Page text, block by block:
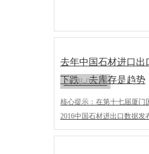
去年中国石材进口出
下跌 去库存是趋势
2018-04-14
核心提示：在第十七届厦门
2016中国石材进出口数据发
年中国石材贸易数据中，首